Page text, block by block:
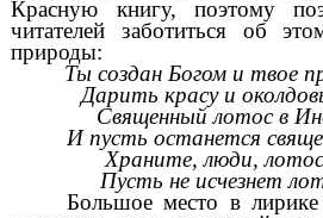
Красную книгу, поэтому
читателей заботиться об
природы:
Ты создан Богом и твое
Дарить красу и
Священный лотос в
И пусть останется
Храните, люди,
Пусть не исчезнет
Большое место в